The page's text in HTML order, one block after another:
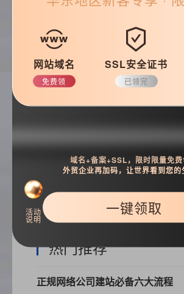
帮助&支持
常见问题
建站技巧
公司动
搜索
热门推荐
正规网络公司建站必备六大流程
网站域名
免费领
SSL安全证书
已领完
活动
说明
域名+备案+SSL，限时限量免费
外贸企业再加码，让世界看到您的
一键领取